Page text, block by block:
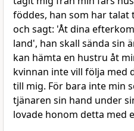
föddes, han som har talat
och sagt: 'Åt dina
land', han skall sända sin
kan hämta en hustru åt
kvinnan inte vill följa med
till mig. För bara inte min
tjänaren sin hand under
lovade honom detta med